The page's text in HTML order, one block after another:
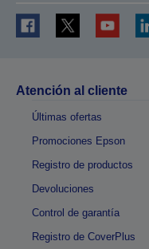
Atención al cliente
Últimas ofertas
Promociones Epson
Registro de productos
Devoluciones
Control de garantía
Registro de CoverPlus